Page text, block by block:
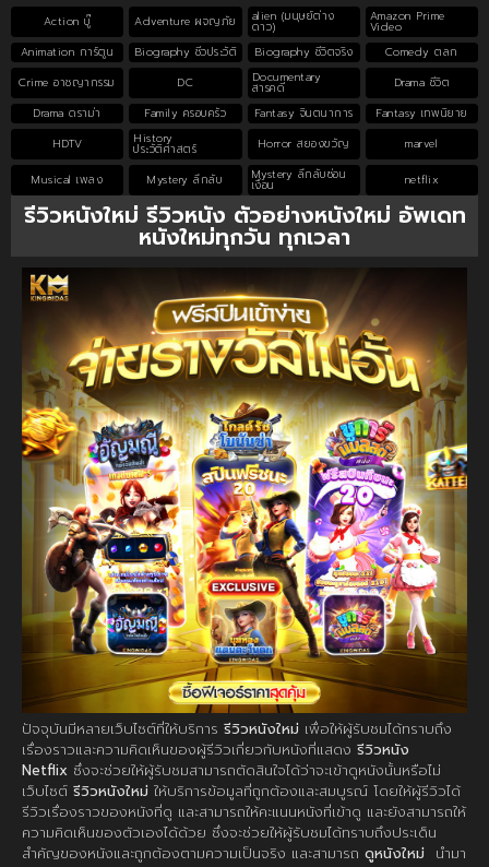
Action บู๊ Adventure ผจญภัย alien (มนุษย์ต่าง
ดาว)
Amazon Prime
Video
Animation การ์ตูน
Biography ชีวประวัติ Biography ชีวิตจริง
Comedy ตลก
Crime อาชญากรรม
DC Documentary
สารคดี
Drama ชีวิต
Drama ดราม่า
Family ครอบครัว Fantasy จินตนาการ
Fantasy เทพนิยาย
HDTV
History
ประวัติศาสตร์ Horror สยองขวัญ marvel
Musical เพลง Mystery ลึกลับ Mystery ลึกลับซ่อน
เงื่อน netflix
รีวิวหนังใหม่ รีวิวหนัง ตัวอย่างหนังใหม่ อัพเดท
หนังใหม่ทุกวัน ทุกเวลา
ปัจจุบันมีหลายเว็บไซต์ที่ให้บริการ รีวิวหนังใหม่ เพื่อให้ผู้รับชมได้ทราบถึง
เรื่องราวและความคิดเห็นของผู้รีวิวเกี่ยวกับหนังที่แสดง รีวิวหนัง
Netflix ซึ่งจะช่วยให้ผู้รับชมสามารถตัดสินใจได้ว่าจะเข้าดูหนังนั้นหรือไม่
เว็บไซต์ รีวิวหนังใหม่ ให้บริการข้อมูลที่ถูกต้องและสมบูรณ์ โดยให้ผู้รีวิวได้
รีวิวเรื่องราวของหนังที่ดู และสามารถให้คะแนนหนังที่เข้าดู และยังสามารถให้
ความคิดเห็นของตัวเองได้ด้วย ซึ่งจะช่วยให้ผู้รับชมได้ทราบถึงประเด็น
สำคัญของหนังและถูกต้องตามความเป็นจริง และสามารถ ดูหนังใหม่ นำมา